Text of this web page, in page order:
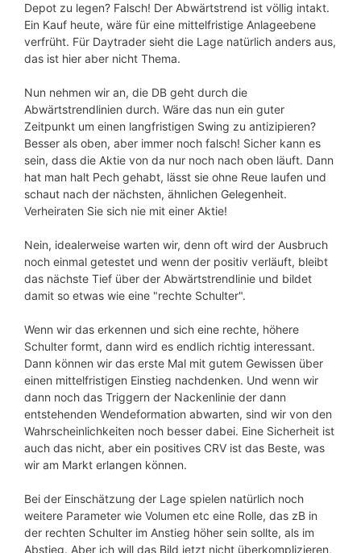
Depot zu legen? Falsch! Der Abwärtstrend ist völlig intakt.
Ein Kauf heute, wäre für eine mittelfristige Anlageebene
verfrüht. Für Daytrader sieht die Lage natürlich anders aus,
das ist hier aber nicht Thema.
Nun nehmen wir an, die DB geht durch die
Abwärtstrendlinien durch. Wäre das nun ein guter
Zeitpunkt um einen langfristigen Swing zu antizipieren?
Besser als oben, aber immer noch falsch! Sicher kann es
sein, dass die Aktie von da nur noch nach oben läuft. Dann
hat man halt Pech gehabt, lässt sie ohne Reue laufen und
schaut nach der nächsten, ähnlichen Gelegenheit.
Verheiraten Sie sich nie mit einer Aktie!
Nein, idealerweise warten wir, denn oft wird der Ausbruch
noch einmal getestet und wenn der positiv verläuft, bleibt
das nächste Tief über der Abwärtstrendlinie und bildet
damit so etwas wie eine "rechte Schulter".
Wenn wir das erkennen und sich eine rechte, höhere
Schulter formt, dann wird es endlich richtig interessant.
Dann können wir das erste Mal mit gutem Gewissen über
einen mittelfristigen Einstieg nachdenken. Und wenn wir
dann noch das Triggern der Nackenlinie der dann
entstehenden Wendeformation abwarten, sind wir von den
Wahrscheinlichkeiten noch besser dabei. Eine Sicherheit ist
auch das nicht, aber ein positives CRV ist das Beste, was
wir am Markt erlangen können.
Bei der Einschätzung der Lage spielen natürlich noch
weitere Parameter wie Volumen etc eine Rolle, das zB in
der rechten Schulter im Anstieg höher sein sollte, als im
Abstieg. Aber ich will das Bild jetzt nicht überkomplizieren,